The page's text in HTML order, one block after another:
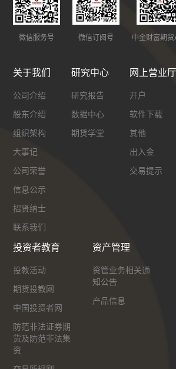
微信服务号 微信订阅号 中金财富期货
关于我们
公司介绍
股东介绍
组织架构
大事记
公司荣誉
信息公示
招贤纳士
联系我们
研究中心
研究报告
数据中心
期货学堂
网上营业厅
开户
软件下载
其他
出入金
交易提示
投资者教育
投教活动
期货投教网
中国投资者网
防范非法证券期
货及防范非法集
资
资产管理
资管业务相关通
知公告
产品信息